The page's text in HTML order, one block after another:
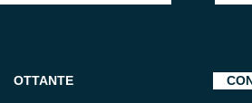
OTTANTE